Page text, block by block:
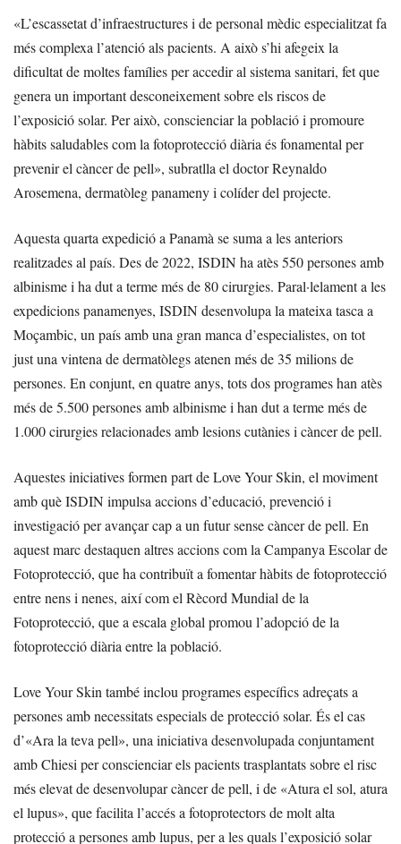
«L’escassetat d’infraestructures i de personal mèdic especialitzat fa
més complexa l’atenció als pacients. A això s’hi afegeix la
dificultat de moltes famílies per accedir al sistema sanitari, fet que
genera un important desconeixement sobre els riscos de
l’exposició solar. Per això, conscienciar la població i promoure
hàbits saludables com la fotoprotecció diària és fonamental per
prevenir el càncer de pell», subratlla el doctor Reynaldo
Arosemena, dermatòleg panameny i colíder del projecte.
Aquesta quarta expedició a Panamà se suma a les anteriors
realitzades al país. Des de 2022, ISDIN ha atès 550 persones amb
albinisme i ha dut a terme més de 80 cirurgies. Paral·lelament a les
expedicions panamenyes, ISDIN desenvolupa la mateixa tasca a
Moçambic, un país amb una gran manca d’especialistes, on tot
just una vintena de dermatòlegs atenen més de 35 milions de
persones. En conjunt, en quatre anys, tots dos programes han atès
més de 5.500 persones amb albinisme i han dut a terme més de
1.000 cirurgies relacionades amb lesions cutànies i càncer de pell.
Aquestes iniciatives formen part de Love Your Skin, el moviment
amb què ISDIN impulsa accions d’educació, prevenció i
investigació per avançar cap a un futur sense càncer de pell. En
aquest marc destaquen altres accions com la Campanya Escolar de
Fotoprotecció, que ha contribuït a fomentar hàbits de fotoprotecció
entre nens i nenes, així com el Rècord Mundial de la
Fotoprotecció, que a escala global promou l’adopció de la
fotoprotecció diària entre la població.
Love Your Skin també inclou programes específics adreçats a
persones amb necessitats especials de protecció solar. És el cas
d’«Ara la teva pell», una iniciativa desenvolupada conjuntament
amb Chiesi per conscienciar els pacients trasplantats sobre el risc
més elevat de desenvolupar càncer de pell, i de «Atura el sol, atura
el lupus», que facilita l’accés a fotoprotectors de molt alta
protecció a persones amb lupus, per a les quals l’exposició solar